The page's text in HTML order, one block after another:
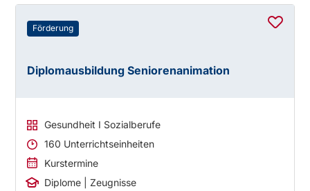
Förderung
Diplomausbildung Seniorenanimation
Gesundheit I Sozialberufe
160 Unterrichtseinheiten
Kurstermine
Diplome | Zeugnisse